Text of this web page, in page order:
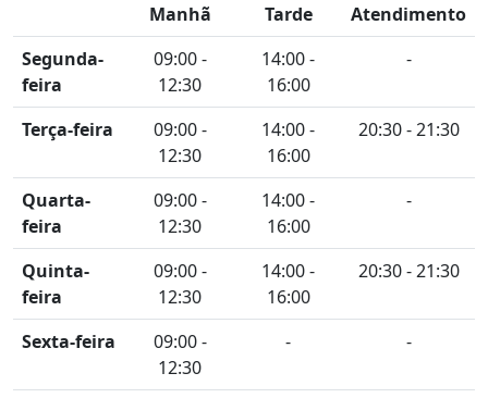
Manhã Tarde
Atendimento
Segunda-
feira
09:00 -
12:30
14:00 -
16:00
-
Terça-feira
09:00 -
12:30
14:00 -
16:00
20:30 - 21:30
Quarta-
feira
09:00 -
12:30
14:00 -
16:00
-
Quinta-
feira
09:00 -
12:30
14:00 -
16:00
20:30 - 21:30
Sexta-feira
09:00 -
12:30
- -